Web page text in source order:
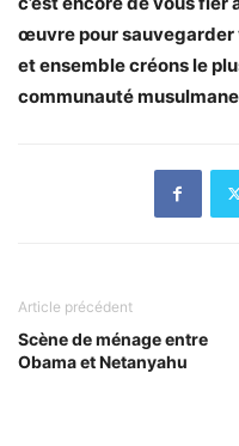
œuvre pour sauvegarder
et ensemble créons le
communauté
Article précédent
Scène de ménage entre
Obama et Netanyahu